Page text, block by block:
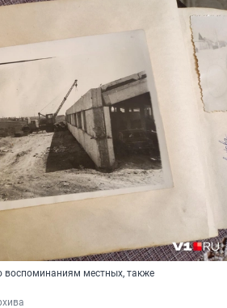
воспоминаниям местных, также